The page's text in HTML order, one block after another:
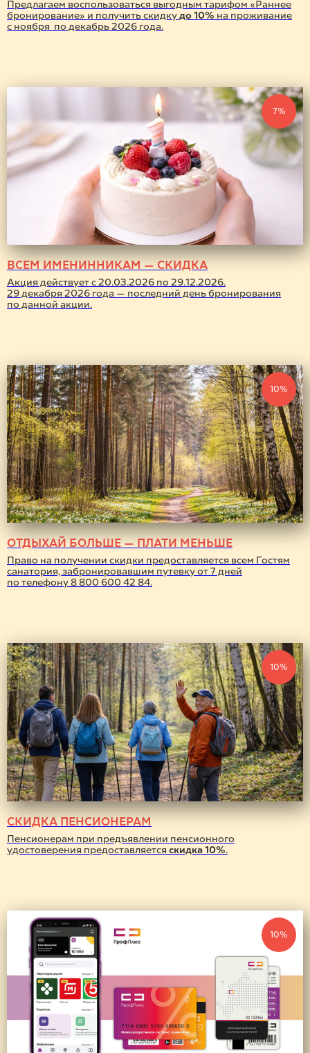
Предлагаем воспользоваться выгодным тарифом «Раннее
бронирование» и получить скидкудо 10% на проживание
с ноября по декабрь 2026 года.
7%
ВСЕМ ИМЕНИННИКАМ — СКИДКА
Акция действует с 20.03.2026 по 29.12.2026.
29 декабря 2026 года — последний день бронирования
по данной акции.
10%
ОТДЫХАЙ БОЛЬШЕ — ПЛАТИ МЕНЬШЕ
Право на получении скидки предоставляется всем Гостям
санатория, забронировавшим путевку от 7 дней
по телефону 8 800 600 42 84.
10%
СКИДКА ПЕНСИОНЕРАМ
Пенсионерам при предъявлении пенсионного
удостоверения предоставляется скидка 10%.
10%
Оздоровительные
программы